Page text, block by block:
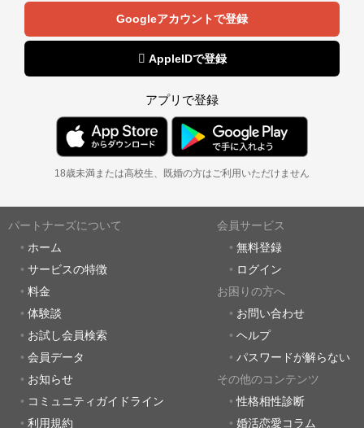
Googleアカウントで登録
 AppleIDで登録
アプリで登録
18歳未満または高校生、既婚の方はご利用いただけません
パートナーズについて
ホーム
サービスの特徴
料金
体験談
お試し会員検索
会員データ
お知らせ
コミュニティガイドライン
利用規約
会員サービス
無料登録
ログイン
お困りの方へ
お問い合わせ
ヘルプ
パスワードが解らない
その他のコンテンツ
性格相性診断
婚活恋愛コラム